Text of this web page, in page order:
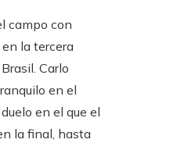
campo con
en la tercera
Carlo
en el
en el que el
la final, hasta